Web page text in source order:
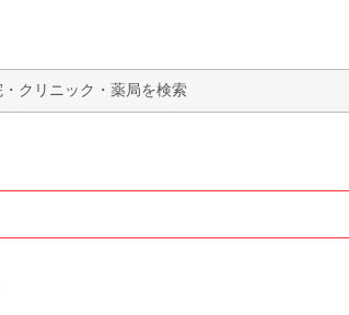
検索